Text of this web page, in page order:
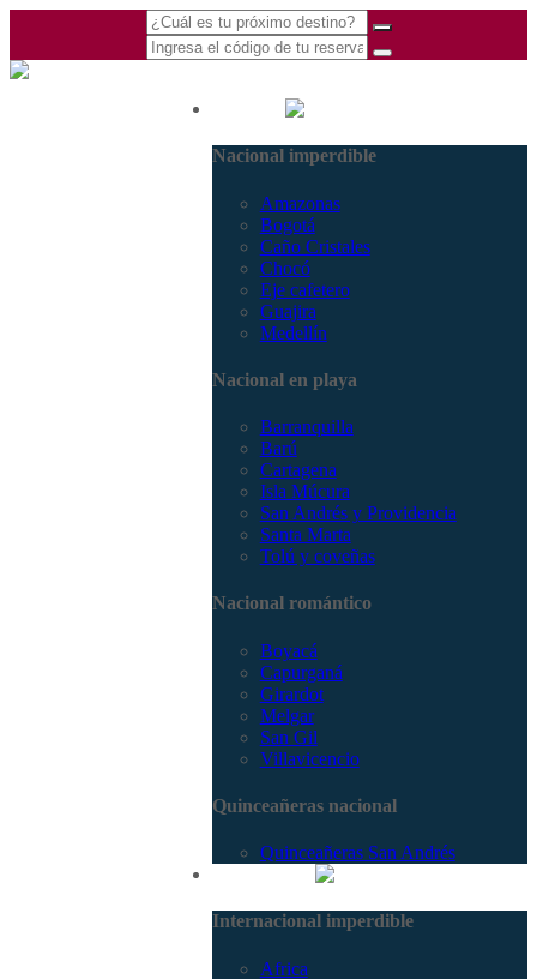
Nacional imperdible
Amazonas
Bogotá
Caño Cristales
Chocó
Eje cafetero
Guajira
Medellín
Nacional en playa
Barranquilla
Barú
Cartagena
Isla Múcura
San Andrés y Providencia
Santa Marta
Tolú y coveñas
Nacional romántico
Boyacá
Capurganá
Girardot
Melgar
San Gil
Villavicencio
Quinceañeras nacional
Quinceañeras San Andrés
Internacional imperdible
Africa